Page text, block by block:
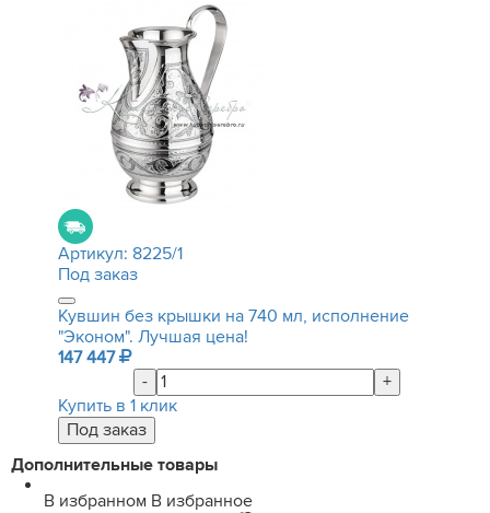
Артикул: 8225/1
Под заказ
Кувшин без крышки на 740 мл, исполнение
"Эконом". Лучшая цена!
147 447
-
+
Купить в 1 клик
Дополнительные товары
В избранном В избранное